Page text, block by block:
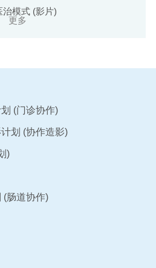
模式 (影片)
更多
(门诊协作)
划 (协作造影)
)
(肠道协作)